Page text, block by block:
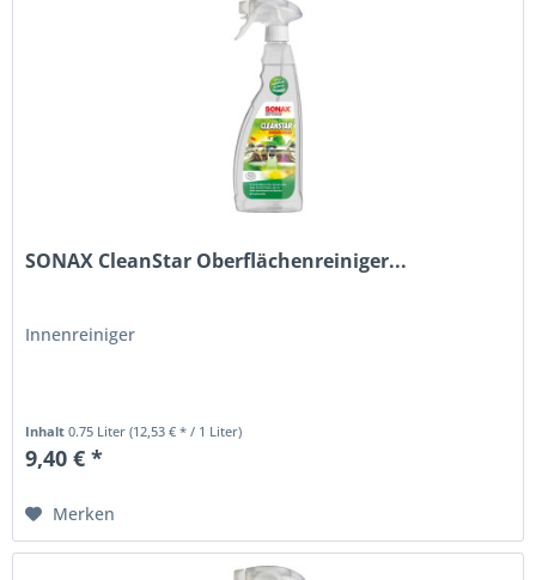
SONAX CleanStar Oberflächenreiniger...
Innenreiniger
Inhalt0.75 Liter(12,53 € * / 1 Liter)
9,40 € *
Merken